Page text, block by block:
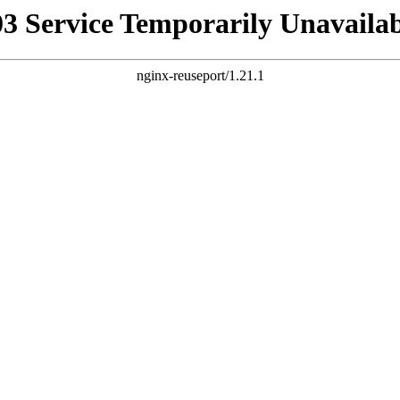
Service Temporarily
nginx-reuseport/1.21.1